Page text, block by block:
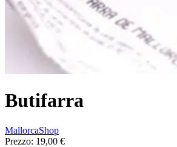
Butifarra
MallorcaShop
Prezzo: 19,00 €